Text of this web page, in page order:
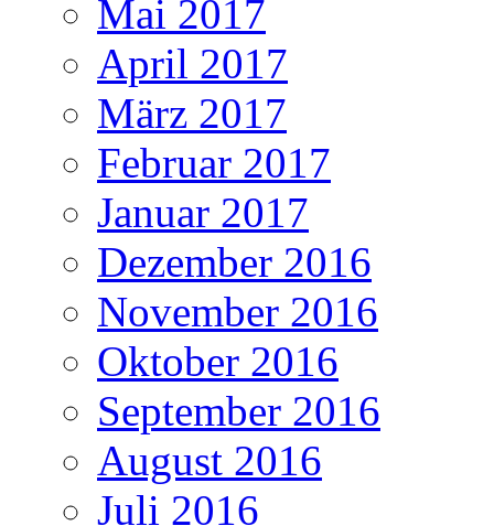
Mai 2017
April 2017
März 2017
Februar 2017
Januar 2017
Dezember 2016
November 2016
Oktober 2016
September 2016
August 2016
Juli 2016